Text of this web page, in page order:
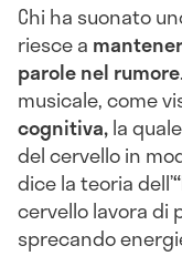
Chi ha suonato
riesce a
parole nel rumore
musicale, come
cognitiva,la
del cervello in
dice la teoria dell’
cervello lavora di
sprecando